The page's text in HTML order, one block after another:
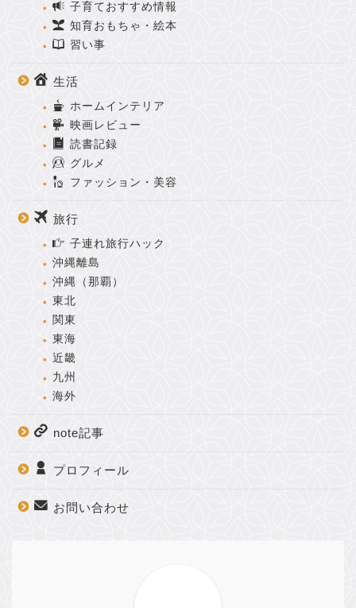
子育ておすすめ情報
知育おもちゃ・絵本
習い事
生活
ホームインテリア
映画レビュー
読書記録
グルメ
ファッション・美容
旅行
子連れ旅行ハック
沖縄離島
沖縄（那覇）
東北
関東
東海
近畿
九州
海外
note記事
プロフィール
お問い合わせ